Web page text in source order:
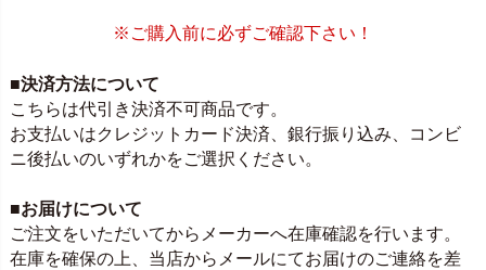
※ご購入前に必ずご確認下さい！
■決済方法について
こちらは代引き決済不可商品です。
お支払いはクレジットカード決済、銀行振り込み、コンビ
ニ後払いのいずれかをご選択ください。
■お届けについて
ご注文をいただいてからメーカーへ在庫確認を行います。
在庫を確保の上、当店からメールにてお届けのご連絡を差